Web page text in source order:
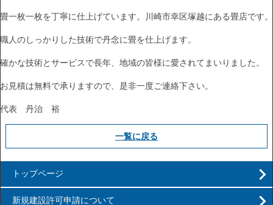
畳一枚一枚を丁寧に仕上げています。川崎市幸区塚越にある畳店です。
職人のしっかりした技術で丹念に畳を仕上げます。
確かな技術とサービスで長年、地域の皆様に愛されてまいりました。
お見積は無料で承りますので、是非一度ご連絡下さい。
代表 丹治 裕
一覧に戻る
トップページ
新規建設許可申請について